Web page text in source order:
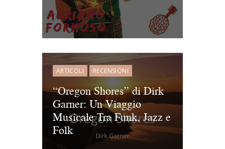
ARTICOLI RECENSIONI
“Oregon Shores” di Dirk
Garner: Un Viaggio
Musicale Tra Funk, Jazz e
Folk